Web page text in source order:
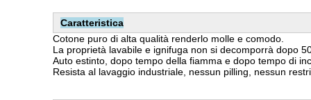
Caratteristica
Cotone puro di alta qualità renderlo molle e comodo.
La proprietà lavabile e ignifuga non si decomporrà dopo
Auto estinto, dopo tempo della fiamma e dopo tempo di
Resista al lavaggio industriale, nessun pilling, nessun